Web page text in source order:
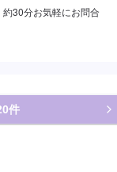
30分お気軽にお問合
件